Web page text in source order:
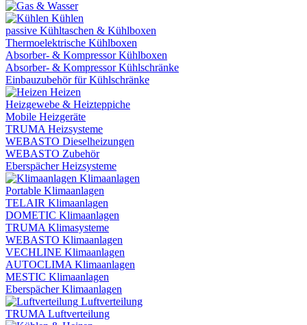
Kühlen
passive Kühltaschen & Kühlboxen
Thermoelektrische Kühlboxen
Absorber- & Kompressor Kühlboxen
Absorber- & Kompressor Kühlschränke
Einbauzubehör für Kühlschränke
Heizen
Heizgewebe & Heizteppiche
Mobile Heizgeräte
TRUMA Heizsysteme
WEBASTO Dieselheizungen
WEBASTO Zubehör
Eberspächer Heizsysteme
Klimaanlagen
Portable Klimaanlagen
TELAIR Klimaanlagen
DOMETIC Klimaanlagen
TRUMA Klimasysteme
WEBASTO Klimaanlagen
VECHLINE Klimaanlagen
AUTOCLIMA Klimaanlagen
MESTIC Klimaanlagen
Eberspächer Klimaanlagen
Luftverteilung
TRUMA Luftverteilung